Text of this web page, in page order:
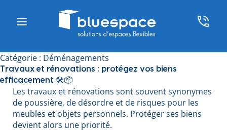
Catégorie : Déménagements
Travaux et rénovations : protégez vos biens
efficacement 🛠️📦
Les travaux et rénovations sont souvent synonymes
de poussière, de désordre et de risques pour les
meubles et objets personnels. Protéger ses biens
devient alors une priorité.